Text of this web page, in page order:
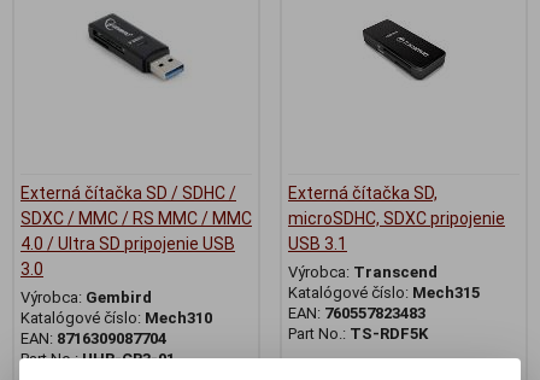
Externá čítačka SD / SDHC /
SDXC / MMC / RS MMC / MMC
4.0 / Ultra SD pripojenie USB
3.0
Výrobca: Gembird
Katalógové číslo: Mech310
EAN: 8716309087704
Part No.:UHB-CR3-01
Externá čítačka SD,
microSDHC, SDXC pripojenie
USB 3.1
Výrobca: Transcend
Katalógové číslo: Mech315
EAN: 760557823483
Part No.: TS-RDF5K